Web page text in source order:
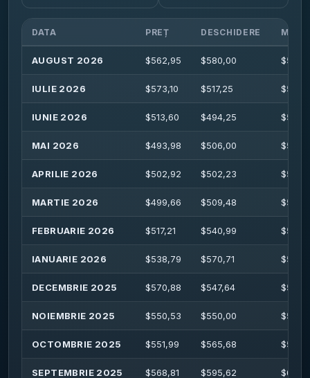
DATA PREȚ DESCHIDERE
AUGUST 2026 $562,95 $580,00 $
IULIE 2026 $573,10 $517,25 $
IUNIE 2026 $513,60 $494,25 $
MAI 2026 $493,98 $506,00 $
APRILIE 2026 $502,92 $502,23 $
MARTIE 2026 $499,66 $509,48 $
FEBRUARIE 2026 $517,21 $540,99 $
IANUARIE 2026 $538,79 $570,71 $
DECEMBRIE 2025 $570,88 $547,64 $
NOIEMBRIE 2025 $550,53 $550,00 $
OCTOMBRIE 2025 $551,99 $565,68 $
SEPTEMBRIE 2025 $568,81 $595,62 $